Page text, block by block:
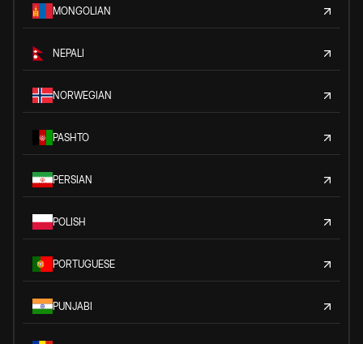
MONGOLIAN
NEPALI
NORWEGIAN
PASHTO
PERSIAN
POLISH
PORTUGUESE
PUNJABI